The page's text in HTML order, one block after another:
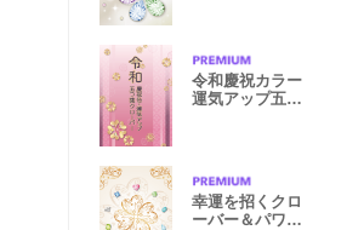
令和慶祝カラー
運気アップ五つ
幸運を招くクロ
ーバー＆パワー